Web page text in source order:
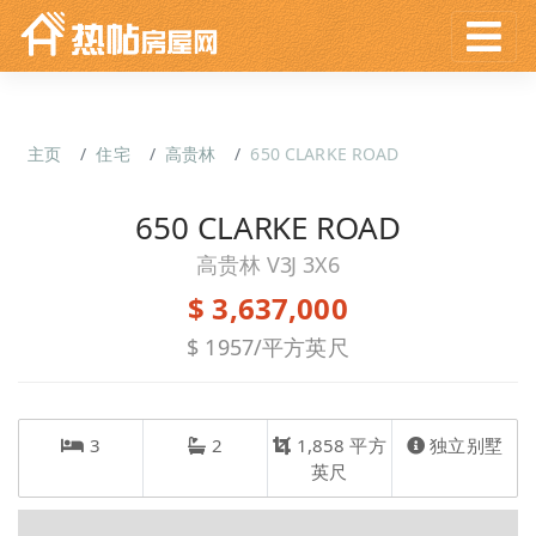
主页 住宅 高贵林 650 CLARKE ROAD
650 CLARKE ROAD
高贵林 V3J 3X6
$ 3,637,000
$ 1957/平方英尺
3 2
1,858 平方
英尺
独立别墅